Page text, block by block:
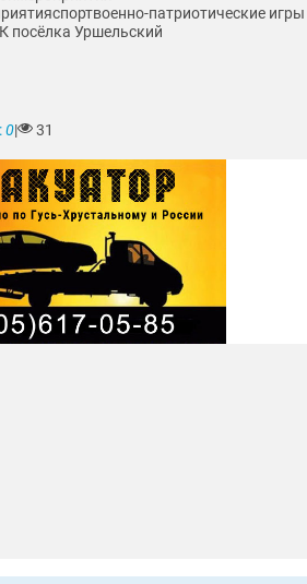
спортвоенно-патриотические игры
посёлка Уршельский
0| 31